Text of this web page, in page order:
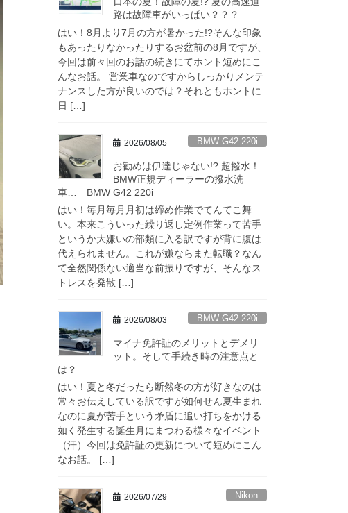
路は故障車がいっぱい？？？
はい！8月より7月の方が暑かった!?そんな印象
もあったりなかったりするお盆前の8月ですが、
今回は前々回のお話の続きにてホント短めにこ
んなお話。 営業車なのですからしっかりメンテ
ナンスした方が良いのでは？それともホントに
日 […]
2026/08/05 BMW G42 220i
お勧めは伊達じゃない!? 超撥水！
BMW正規ディーラーの撥水洗
車… BMW G42 220i
はい！毎月毎月月初は締め作業でてんてこ舞
い。本来こういった繰り返し定例作業って苦手
というか大嫌いの部類に入る訳ですが背に腹は
代えられません。これが嫌ならまた転職？なん
て全然関係ない適当な前振りですが、そんなス
トレスを発散 […]
2026/08/03 BMW G42 220i
マイナ免許証のメリットとデメリ
ット。そして手続き時の注意点と
は？
はい！夏と冬だったら断然冬の方が好きなのは
常々お伝えしている訳ですが如何せん夏生まれ
なのに夏が苦手という矛盾に追い打ちをかける
如く発生する誕生月にまつわる様々なイベント
（汗）今回は免許証の更新について短めにこん
なお話。 […]
2026/07/29 Nikon